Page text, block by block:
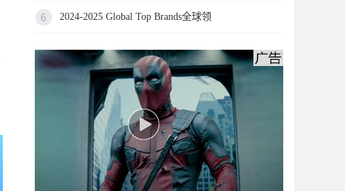
2024-2025 Global Top Brands全球领